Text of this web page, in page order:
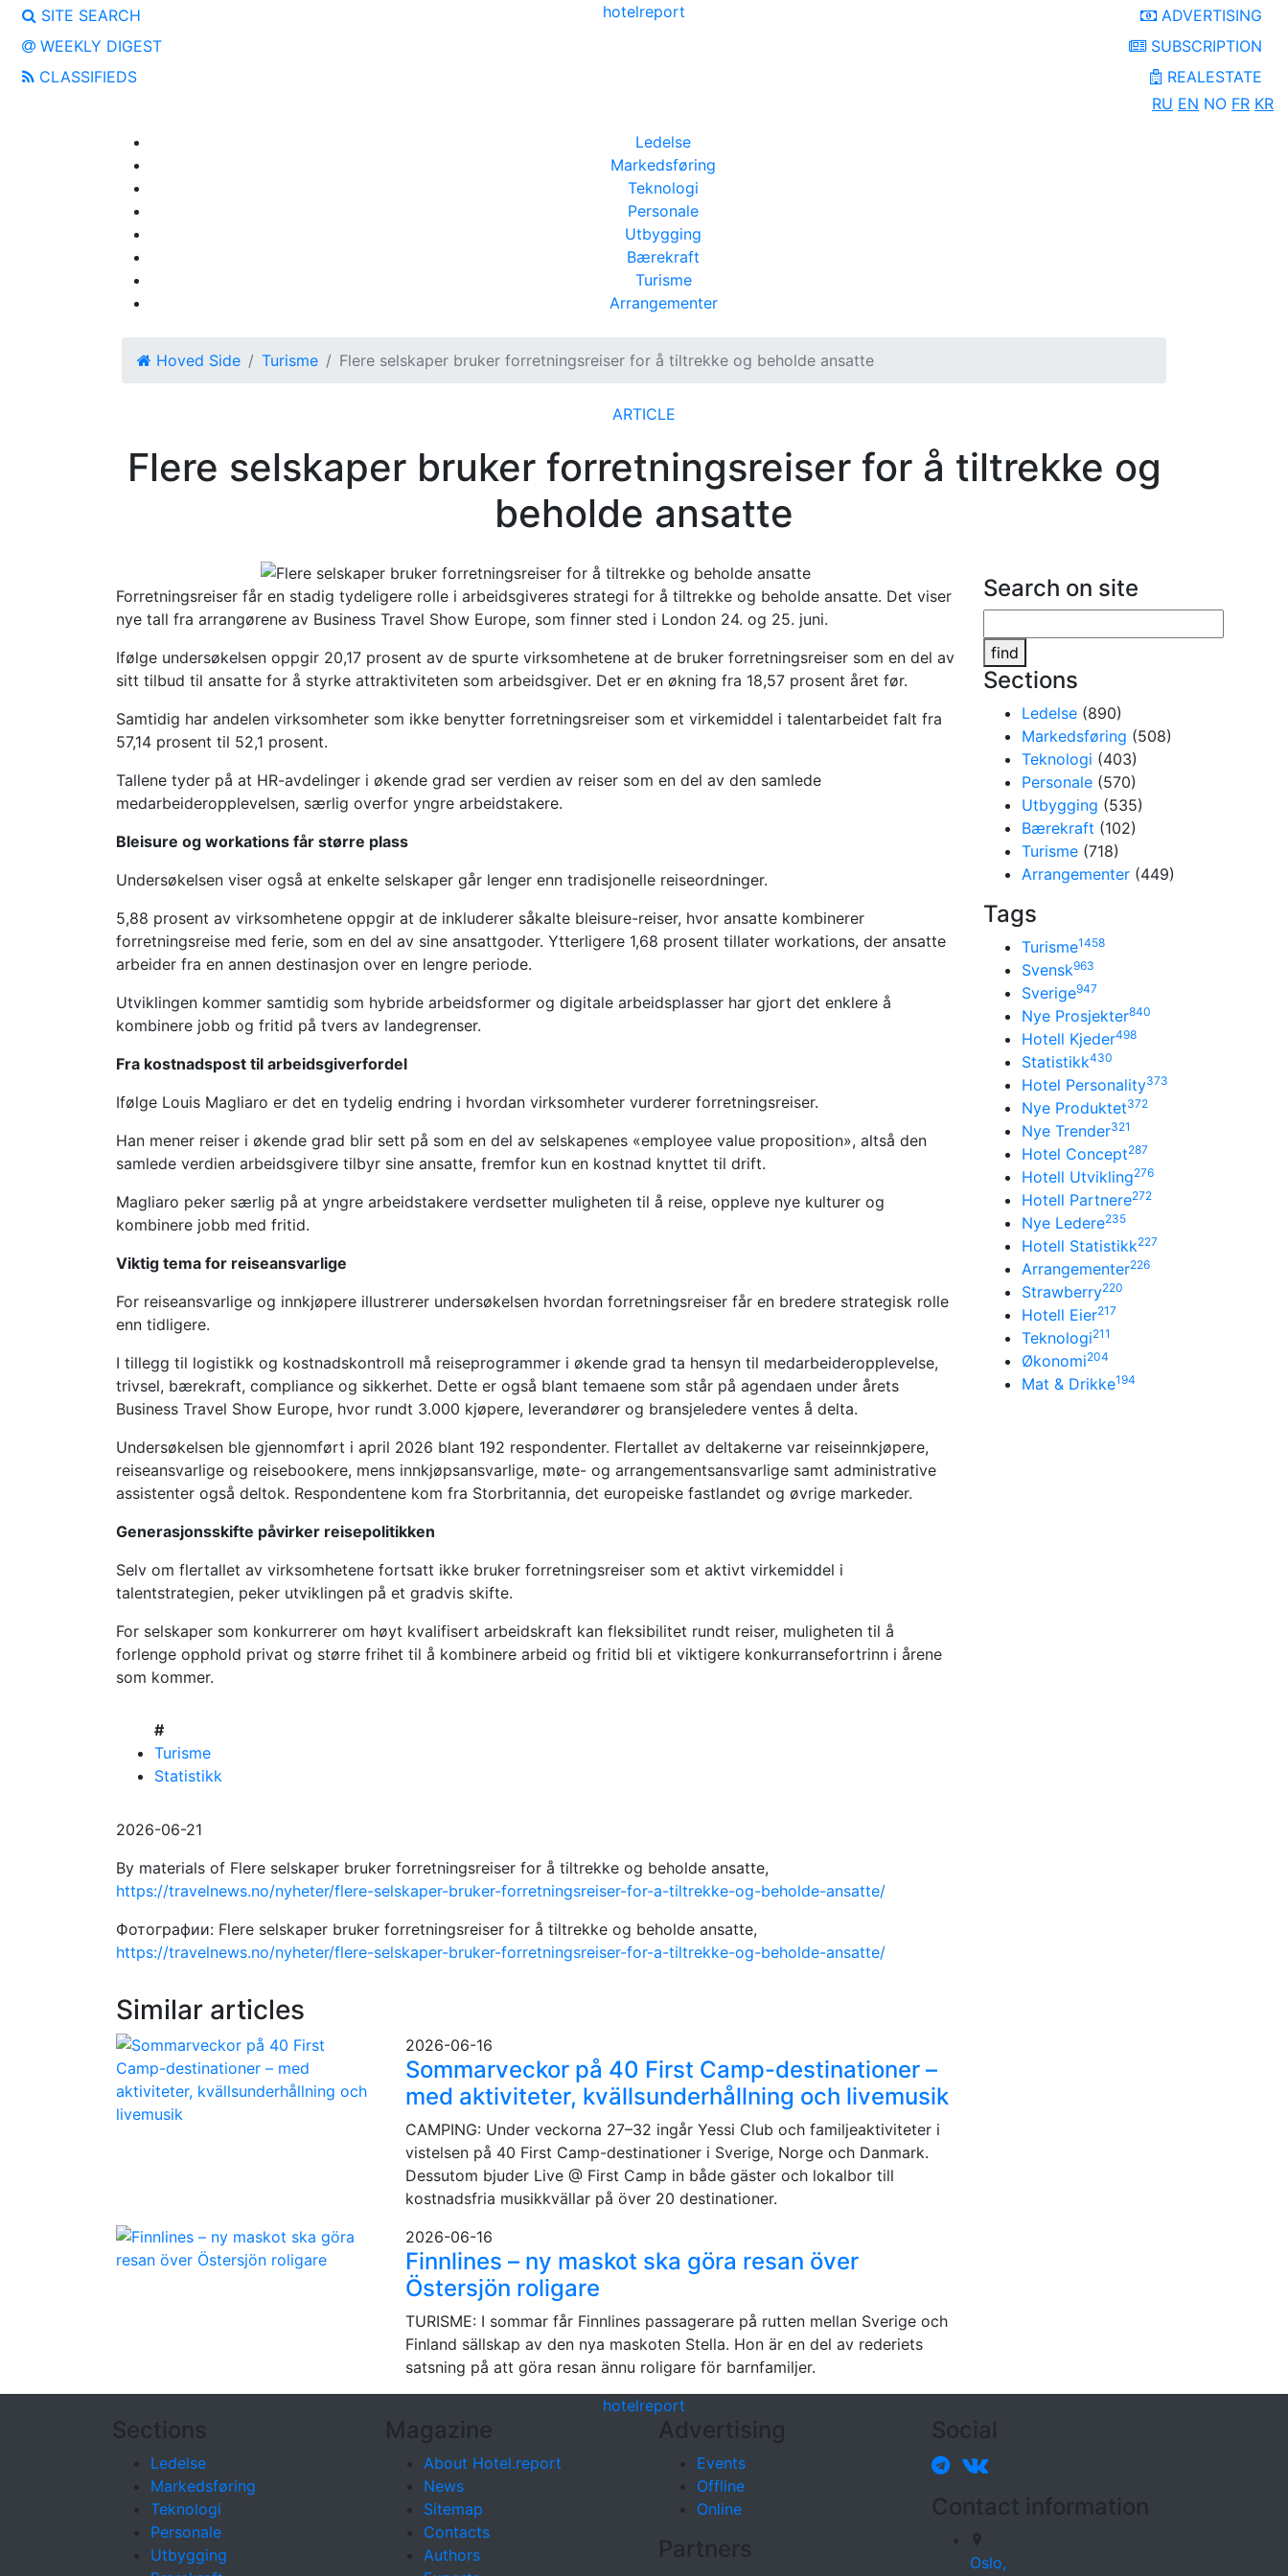
hotelreport
SITE SEARCH
WEEKLY DIGEST
CLASSIFIEDS
ADVERTISING
SUBSCRIPTION
REALESTATE
RU EN NO FR KR
Ledelse
Markedsføring
Teknologi
Personale
Utbygging
Bærekraft
Turisme
Arrangementer
Hoved Side Turisme Flere selskaper bruker forretningsreiser for å tiltrekke og beholde ansatte
ARTICLE
Flere selskaper bruker forretningsreiser for å tiltrekke og
beholde ansatte
Forretningsreiser får en stadig tydeligere rolle i arbeidsgiveres strategi for å tiltrekke og beholde ansatte. Det viser
nye tall fra arrangørene av Business Travel Show Europe, som finner sted i London 24. og 25. juni.
Ifølge undersøkelsen oppgir 20,17 prosent av de spurte virksomhetene at de bruker forretningsreiser som en del av
sitt tilbud til ansatte for å styrke attraktiviteten som arbeidsgiver. Det er en økning fra 18,57 prosent året før.
Samtidig har andelen virksomheter som ikke benytter forretningsreiser som et virkemiddel i talentarbeidet falt fra
57,14 prosent til 52,1 prosent.
Tallene tyder på at HR-avdelinger i økende grad ser verdien av reiser som en del av den samlede
medarbeideropplevelsen, særlig overfor yngre arbeidstakere.
Bleisure og workations får større plass
Undersøkelsen viser også at enkelte selskaper går lenger enn tradisjonelle reiseordninger.
5,88 prosent av virksomhetene oppgir at de inkluderer såkalte bleisure-reiser, hvor ansatte kombinerer
forretningsreise med ferie, som en del av sine ansattgoder. Ytterligere 1,68 prosent tillater workations, der ansatte
arbeider fra en annen destinasjon over en lengre periode.
Utviklingen kommer samtidig som hybride arbeidsformer og digitale arbeidsplasser har gjort det enklere å
kombinere jobb og fritid på tvers av landegrenser.
Fra kostnadspost til arbeidsgiverfordel
Ifølge Louis Magliaro er det en tydelig endring i hvordan virksomheter vurderer forretningsreiser.
Han mener reiser i økende grad blir sett på som en del av selskapenes «employee value proposition», altså den
samlede verdien arbeidsgivere tilbyr sine ansatte, fremfor kun en kostnad knyttet til drift.
Magliaro peker særlig på at yngre arbeidstakere verdsetter muligheten til å reise, oppleve nye kulturer og
kombinere jobb med fritid.
Viktig tema for reiseansvarlige
For reiseansvarlige og innkjøpere illustrerer undersøkelsen hvordan forretningsreiser får en bredere strategisk rolle
enn tidligere.
I tillegg til logistikk og kostnadskontroll må reiseprogrammer i økende grad ta hensyn til medarbeideropplevelse,
trivsel, bærekraft, compliance og sikkerhet. Dette er også blant temaene som står på agendaen under årets
Business Travel Show Europe, hvor rundt 3.000 kjøpere, leverandører og bransjeledere ventes å delta.
Undersøkelsen ble gjennomført i april 2026 blant 192 respondenter. Flertallet av deltakerne var reiseinnkjøpere,
reiseansvarlige og reisebookere, mens innkjøpsansvarlige, møte- og arrangementsansvarlige samt administrative
assistenter også deltok. Respondentene kom fra Storbritannia, det europeiske fastlandet og øvrige markeder.
Generasjonsskifte påvirker reisepolitikken
Selv om flertallet av virksomhetene fortsatt ikke bruker forretningsreiser som et aktivt virkemiddel i
talentstrategien, peker utviklingen på et gradvis skifte.
For selskaper som konkurrerer om høyt kvalifisert arbeidskraft kan fleksibilitet rundt reiser, muligheten til å
forlenge opphold privat og større frihet til å kombinere arbeid og fritid bli et viktigere konkurransefortrinn i årene
som kommer.
#
Turisme
Statistikk
2026-06-21
By materials of Flere selskaper bruker forretningsreiser for å tiltrekke og beholde ansatte,
https://travelnews.no/nyheter/flere-selskaper-bruker-forretningsreiser-for-a-tiltrekke-og-beholde-ansatte/
Фотографии: Flere selskaper bruker forretningsreiser for å tiltrekke og beholde ansatte,
https://travelnews.no/nyheter/flere-selskaper-bruker-forretningsreiser-for-a-tiltrekke-og-beholde-ansatte/
Similar articles
2026-06-16
Sommarveckor på 40 First Camp-destinationer –
med aktiviteter, kvällsunderhållning och livemusik
CAMPING: Under veckorna 27–32 ingår Yessi Club och familjeaktiviteter i
vistelsen på 40 First Camp-destinationer i Sverige, Norge och Danmark.
Dessutom bjuder Live @ First Camp in både gäster och lokalbor till
kostnadsfria musikkvällar på över 20 destinationer.
2026-06-16
Finnlines – ny maskot ska göra resan över
Östersjön roligare
TURISME: I sommar får Finnlines passagerare på rutten mellan Sverige och
Finland sällskap av den nya maskoten Stella. Hon är en del av rederiets
satsning på att göra resan ännu roligare för barnfamiljer.
Search on site
find
Sections
Ledelse (890)
Markedsføring (508)
Teknologi (403)
Personale (570)
Utbygging (535)
Bærekraft (102)
Turisme (718)
Arrangementer (449)
Tags
Turisme1458
Svensk963
Sverige947
Nye Prosjekter840
Hotell Kjeder498
Statistikk430
Hotel Personality373
Nye Produktet372
Nye Trender321
Hotel Concept287
Hotell Utvikling276
Hotell Partnere272
Nye Ledere235
Hotell Statistikk227
Arrangementer226
Strawberry220
Hotell Eier217
Teknologi211
Økonomi204
Mat & Drikke194
hotelreport
Sections
Ledelse
Markedsføring
Teknologi
Personale
Utbygging
Magazine
About Hotel.report
News
Sitemap
Contacts
Authors
Advertising
Events
Offline
Online
Partners
Social
Contact information
Oslo,